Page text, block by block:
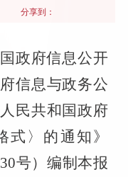
分享到：
政府信息公开
信息与政务公
民共和国政府
〉的通知》
30号）编制本报